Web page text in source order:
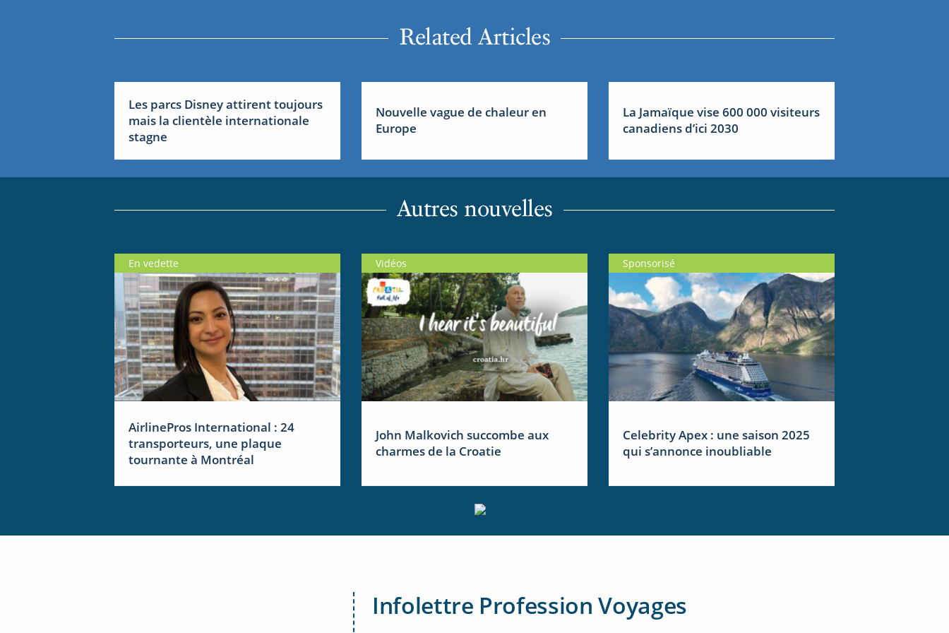
Related Articles
Les parcs Disney attirent toujours
mais la clientèle internationale
stagne
Nouvelle vague de chaleur en
Europe
La Jamaïque vise 600 000 visiteurs
canadiens d’ici 2030
Autres nouvelles
En vedette
AirlinePros International : 24
transporteurs, une plaque
tournante à Montréal
Vidéos
John Malkovich succombe aux
charmes de la Croatie
Sponsorisé
Celebrity Apex : une saison 2025
qui s’annonce inoubliable
Infolettre Profession Voyages